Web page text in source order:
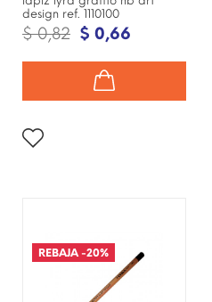
design ref. 1110100
$ 0,82 $ 0,66
REBAJA-20%